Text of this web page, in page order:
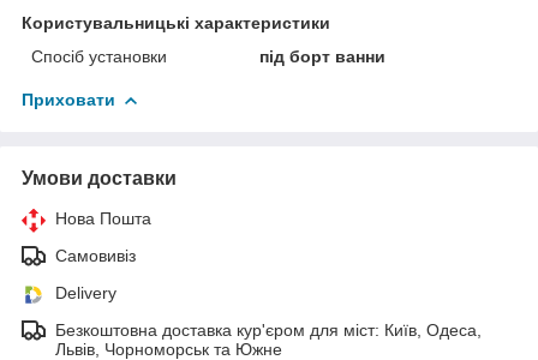
Користувальницькі характеристики
Спосіб установки
під борт ванни
Приховати
Умови доставки
Нова Пошта
Самовивіз
Delivery
Безкоштовна доставка кур'єром для міст: Київ, Одеса,
Львів, Чорноморськ та Южне